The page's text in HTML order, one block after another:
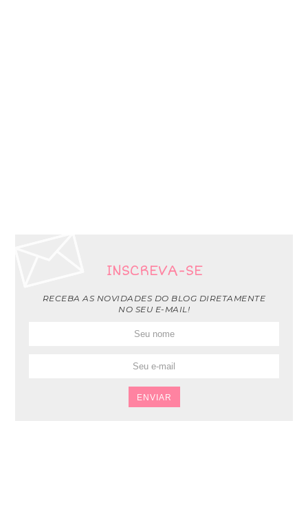
INSCREVA-SE
RECEBA AS NOVIDADES DO BLOG DIRETAMENTE
NO SEU E-MAIL!